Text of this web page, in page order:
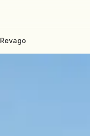
Revago